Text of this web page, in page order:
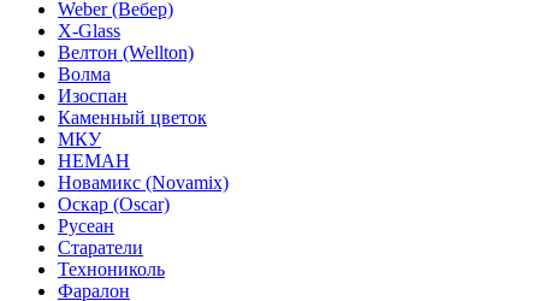
Weber (Вебер)
X-Glass
Велтон (Wellton)
Волма
Изоспан
Каменный цветок
МКУ
НЕМАН
Новамикс (Novamix)
Оскар (Oscar)
Русеан
Старатели
Технониколь
Фаралон